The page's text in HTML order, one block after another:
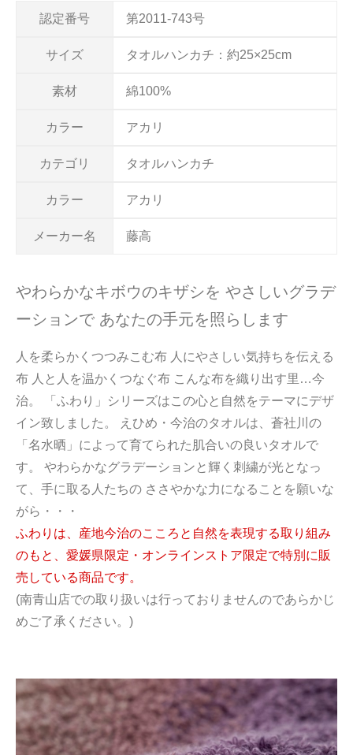
認定番号 第2011-743号
サイズ タオルハンカチ：約25×25cm
素材 綿100%
カラー アカリ
カテゴリ タオルハンカチ
カラー アカリ
メーカー名 藤高
やわらかなキボウのキザシを やさしいグラデ
ーションで あなたの手元を照らします
人を柔らかくつつみこむ布 人にやさしい気持ちを伝える
布 人と人を温かくつなぐ布 こんな布を織り出す里…今
治。 「ふわり」シリーズはこの心と自然をテーマにデザ
イン致しました。 えひめ・今治のタオルは、蒼社川の
「名水晒」によって育てられた肌合いの良いタオルで
す。 やわらかなグラデーションと輝く刺繍が光となっ
て、手に取る人たちの ささやかな力になることを願いな
がら・・・
ふわりは、産地今治のこころと自然を表現する取り組み
のもと、愛媛県限定・オンラインストア限定で特別に販
売している商品です。
(南青山店での取り扱いは行っておりませんのであらかじ
めご了承ください。)